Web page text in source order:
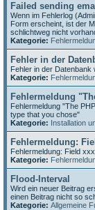
Failed sending
Wenn im Fehlerlog
Form erscheint, ist der
schlichtweg nicht
Kategorie:
Fehler in der
Fehler in der Datenbank
Kategorie:
Fehlermeldung
Fehlermeldung "The
type that you chose"
Kategorie: Installation
Fehlermeldung:
Fehlermeldung: Field
Kategorie:
Flood-Interval
Wird ein neuer Beitrag
einen Beitrag nicht so
Kategorie: Allgemeine